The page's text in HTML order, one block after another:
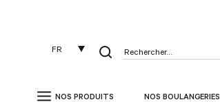
FR Rechercher :
NOS PRODUITS NOS BOULANGERIES